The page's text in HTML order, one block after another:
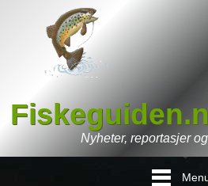
Nyheter, reportasjer